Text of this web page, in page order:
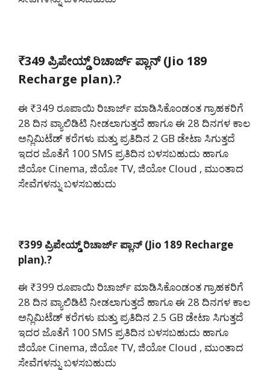
₹349 ಪ್ರಿಪೇಯ್ಡ್ ರಿಚಾರ್ಜ್ ಪ್ಲಾನ್ (Jio 189
Recharge plan).?
ಈ ₹349 ರೂಪಾಯಿ ರಿಚಾರ್ಜ್ ಮಾಡಿಸಿಕೊಂಡಂತ ಗ್ರಾಹಕರಿಗೆ
28 ದಿನ ವ್ಯಾಲಿಡಿಟಿ ನೀಡಲಾಗುತ್ತದೆ ಹಾಗೂ ಈ 28 ದಿನಗಳ ಕಾಲ
ಅನ್ಲಿಮಿಟೆಡ್ ಕರೆಗಳು ಮತ್ತು ಪ್ರತಿದಿನ 2 GB ಡೇಟಾ ಸಿಗುತ್ತದೆ
ಇದರ ಜೊತೆಗೆ 100 SMS ಪ್ರತಿದಿನ ಬಳಸಬಹುದು ಹಾಗೂ
ಜಿಯೋ Cinema, ಜಿಯೋ TV, ಜಿಯೋ Cloud , ಮುಂತಾದ
ಸೇವೆಗಳನ್ನು ಬಳಸಬಹುದು
₹399 ಪ್ರಿಪೇಯ್ಡ್ ರಿಚಾರ್ಜ್ ಪ್ಲಾನ್ (Jio 189 Recharge
plan).?
ಈ ₹399 ರೂಪಾಯಿ ರಿಚಾರ್ಜ್ ಮಾಡಿಸಿಕೊಂಡಂತ ಗ್ರಾಹಕರಿಗೆ
28 ದಿನ ವ್ಯಾಲಿಡಿಟಿ ನೀಡಲಾಗುತ್ತದೆ ಹಾಗೂ ಈ 28 ದಿನಗಳ ಕಾಲ
ಅನ್ಲಿಮಿಟೆಡ್ ಕರೆಗಳು ಮತ್ತು ಪ್ರತಿದಿನ 2.5 GB ಡೇಟಾ ಸಿಗುತ್ತದೆ
ಇದರ ಜೊತೆಗೆ 100 SMS ಪ್ರತಿದಿನ ಬಳಸಬಹುದು ಹಾಗೂ
ಜಿಯೋ Cinema, ಜಿಯೋ TV, ಜಿಯೋ Cloud , ಮುಂತಾದ
ಸೇವೆಗಳನ್ನು ಬಳಸಬಹುದು